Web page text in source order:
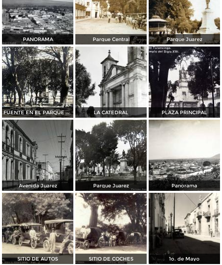
PANORAMA Parque Central Parque Juarez
FUENTE EN EL PARQUE JUAREZ LA CATEDRAL PLAZA PRINCIPAL
Avenida Juarez Parque Juarez Panorama
SITIO DE AUTOS SITIO DE COCHES 1o. de Mayo